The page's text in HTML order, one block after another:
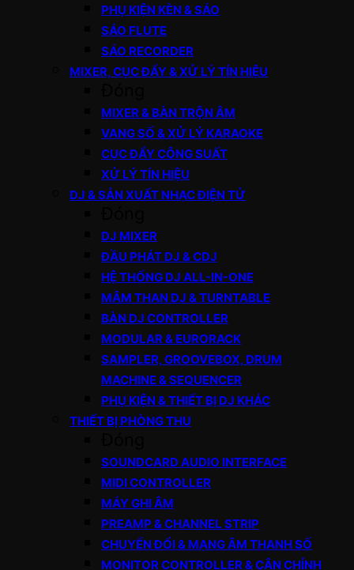
PHỤ KIỆN KÈN & SÁO
SÁO FLUTE
SÁO RECORDER
MIXER, CỤC ĐẨY & XỬ LÝ TÍN HIỆU
MIXER & BÀN TRỘN ÂM
VANG SỐ & XỬ LÝ KARAOKE
CỤC ĐẨY CÔNG SUẤT
XỬ LÝ TÍN HIỆU
DJ & SẢN XUẤT NHẠC ĐIỆN TỬ
DJ MIXER
ĐẦU PHÁT DJ & CDJ
HỆ THỐNG DJ ALL-IN-ONE
MÂM THAN DJ & TURNTABLE
BÀN DJ CONTROLLER
MODULAR & EURORACK
SAMPLER, GROOVEBOX, DRUM
MACHINE & SEQUENCER
PHỤ KIỆN & THIẾT BỊ DJ KHÁC
THIẾT BỊ PHÒNG THU
SOUNDCARD AUDIO INTERFACE
MIDI CONTROLLER
MÁY GHI ÂM
PREAMP & CHANNEL STRIP
CHUYỂN ĐỔI & MẠNG ÂM THANH SỐ
MONITOR CONTROLLER & CÂN CHỈNH